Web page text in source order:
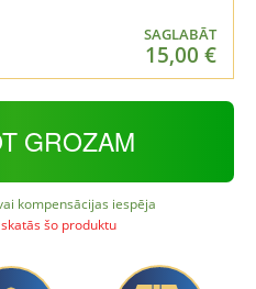
SAGLABĀT
15,00 €
GROZAM
kompensācijas iespēja
šo produktu